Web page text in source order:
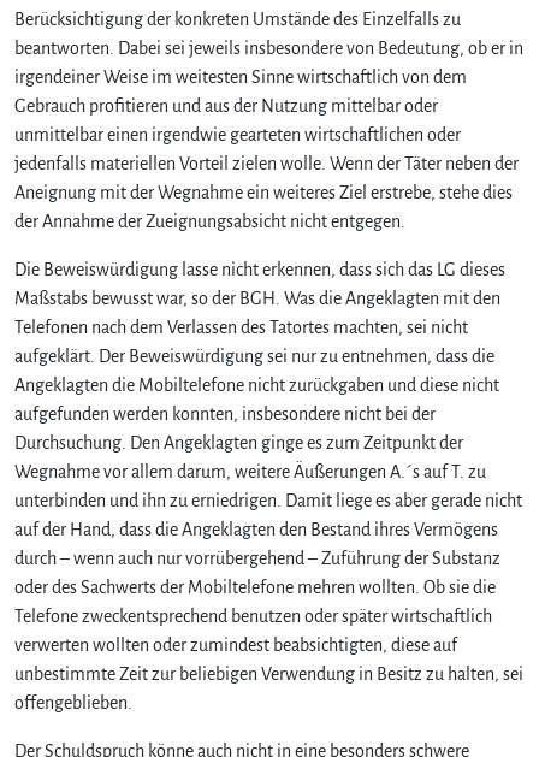
Berücksichtigung der konkreten Umstände des Einzelfalls zu
beantworten. Dabei sei jeweils insbesondere von Bedeutung, ob er in
irgendeiner Weise im weitesten Sinne wirtschaftlich von dem
Gebrauch profitieren und aus der Nutzung mittelbar oder
unmittelbar einen irgendwie gearteten wirtschaftlichen oder
jedenfalls materiellen Vorteil zielen wolle. Wenn der Täter neben der
Aneignung mit der Wegnahme ein weiteres Ziel erstrebe, stehe dies
der Annahme der Zueignungsabsicht nicht entgegen.
Die Beweiswürdigung lasse nicht erkennen, dass sich das LG dieses
Maßstabs bewusst war, so der BGH. Was die Angeklagten mit den
Telefonen nach dem Verlassen des Tatortes machten, sei nicht
aufgeklärt. Der Beweiswürdigung sei nur zu entnehmen, dass die
Angeklagten die Mobiltelefone nicht zurückgaben und diese nicht
aufgefunden werden konnten, insbesondere nicht bei der
Durchsuchung. Den Angeklagten ginge es zum Zeitpunkt der
Wegnahme vor allem darum, weitere Äußerungen A.´s auf T. zu
unterbinden und ihn zu erniedrigen. Damit liege es aber gerade nicht
auf der Hand, dass die Angeklagten den Bestand ihres Vermögens
durch – wenn auch nur vorrübergehend – Zuführung der Substanz
oder des Sachwerts der Mobiltelefone mehren wollten. Ob sie die
Telefone zweckentsprechend benutzen oder später wirtschaftlich
verwerten wollten oder zumindest beabsichtigten, diese auf
unbestimmte Zeit zur beliebigen Verwendung in Besitz zu halten, sei
offengeblieben.
Der Schuldspruch könne auch nicht in eine besonders schwere